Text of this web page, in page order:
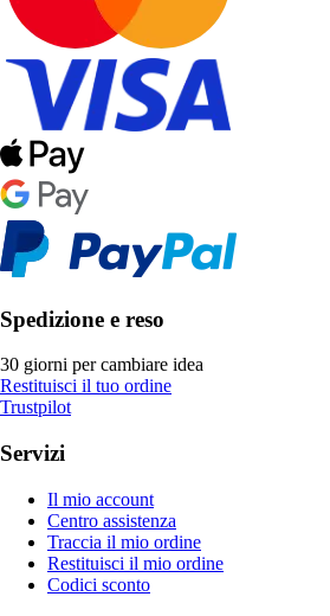
Spedizione e reso
30 giorni per cambiare idea
Restituisci il tuo ordine
Trustpilot
Servizi
Il mio account
Centro assistenza
Traccia il mio ordine
Restituisci il mio ordine
Codici sconto